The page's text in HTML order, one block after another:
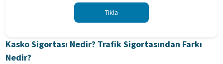
Tıkla
Kasko Sigortası Nedir? Trafik Sigortasından Farkı
Nedir?